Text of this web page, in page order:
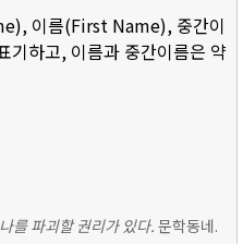
이름(First Name), 중간이
하고, 이름과 중간이름은 약
를 파괴할 권리가 있다. 문학동네.